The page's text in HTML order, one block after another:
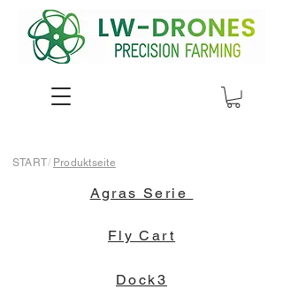
START/ Produktseite
Agras Serie
Fly Cart
Dock3